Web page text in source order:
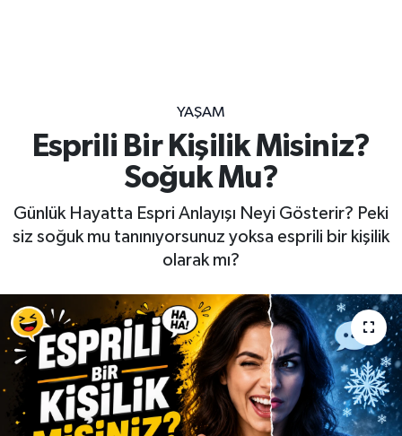
YAŞAM
Esprili Bir Kişilik Misiniz?
Soğuk Mu?
Günlük Hayatta Espri Anlayışı Neyi Gösterir? Peki
siz soğuk mu tanınıyorsunuz yoksa esprili bir kişilik
olarak mı?